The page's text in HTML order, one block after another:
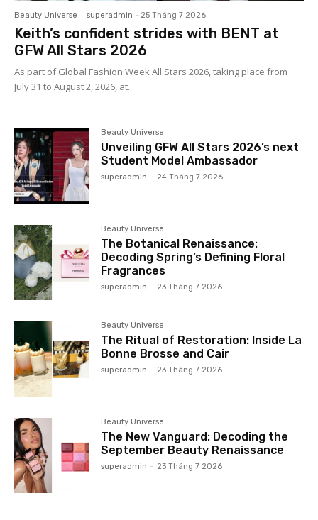
Beauty Universe superadmin - 25 Tháng 7 2026
Keith’s confident strides with BENT at
GFW All Stars 2026
As part of Global Fashion Week All Stars 2026, taking place from
July 31 to August 2, 2026, at...
Beauty Universe
Unveiling GFW All Stars 2026’s next
Student Model Ambassador
superadmin - 24 Tháng 7 2026
Beauty Universe
The Botanical Renaissance:
Decoding Spring’s Defining Floral
Fragrances
superadmin - 23 Tháng 7 2026
Beauty Universe
The Ritual of Restoration: Inside La
Bonne Brosse and Cair
superadmin - 23 Tháng 7 2026
Beauty Universe
The New Vanguard: Decoding the
September Beauty Renaissance
superadmin - 23 Tháng 7 2026